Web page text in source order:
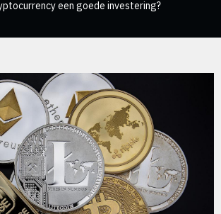
een goede investering?